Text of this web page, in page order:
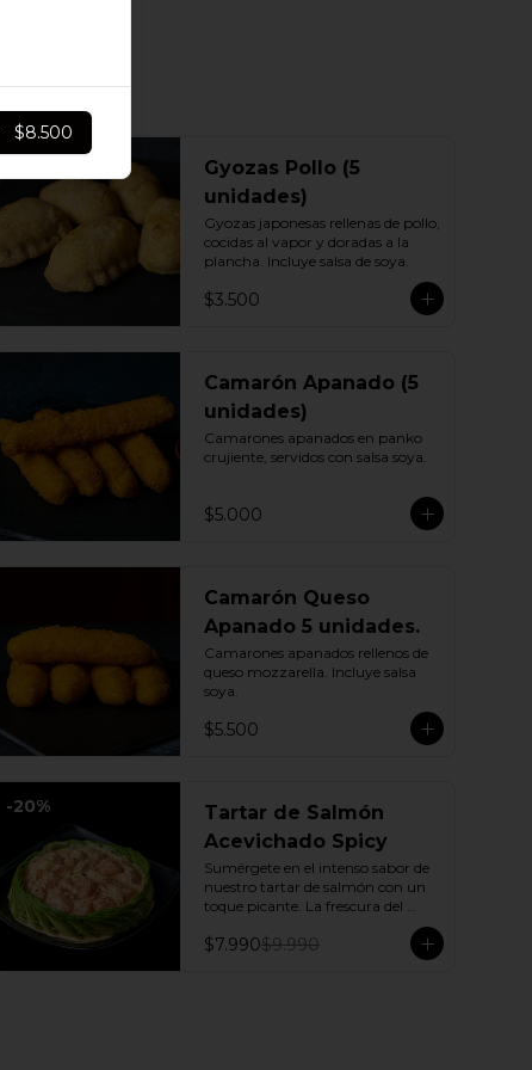
Gyozas Pollo (5
unidades)
Gyozas japonesas rellenas de pollo,
cocidas al vapor y doradas a la
plancha. Incluye salsa de soya.
$3.500
Camarón Apanado (5
unidades)
Camarones apanados en panko
crujiente, servidos con salsa soya.
$5.000
Camarón Queso
Apanado 5 unidades.
Camarones apanados rellenos de
queso mozzarella. Incluye salsa
soya.
$5.500
-20%
Tartar de Salmón
Acevichado Spicy
Sumérgete en el intenso sabor de
nuestro tartar de salmón con un
toque picante. La frescura del
pepino y la suavidad de la palta se
combinan con la explosión de la
$7.990$9.990
$8.500